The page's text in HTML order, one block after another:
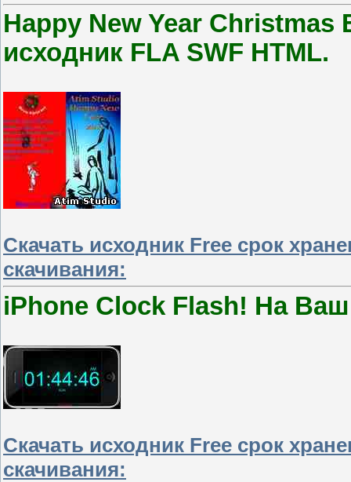
Happy New Year
исходник FLA SWF HTML.
Скачать исходник Free срок
скачивания:
iPhone Clock Flash! На Ваш
Скачать исходник Free срок
скачивания: